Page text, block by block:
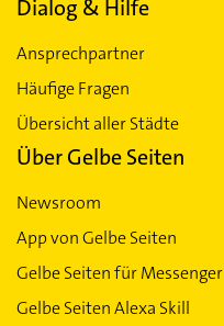
Dialog & Hilfe
Ansprechpartner
Häufige Fragen
Übersicht aller Städte
Über Gelbe Seiten
Newsroom
App von Gelbe Seiten
Gelbe Seiten für Messenger
Gelbe Seiten Alexa Skill